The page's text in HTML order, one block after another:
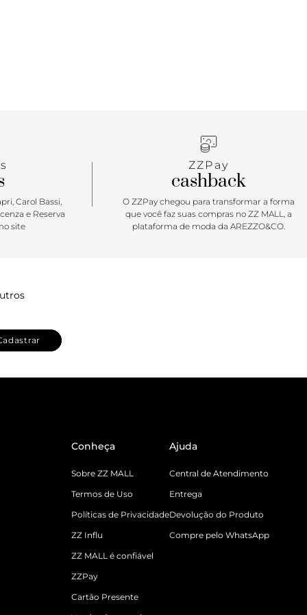
Carol Bassi,
e Reserva
site
ZZPay
cashback
O ZZPay chegou para transformar a forma
que você faz suas compras no ZZ MALL, a
plataforma de moda da AREZZO&CO.
Conheça
Sobre ZZ MALL
Termos de Uso
Políticas de Privacidade
ZZ Influ
ZZ MALL é confiável
ZZPay
Cartão Presente
Ajuda
Central de Atendimento
Entrega
Devolução do Produto
Compre pelo WhatsApp